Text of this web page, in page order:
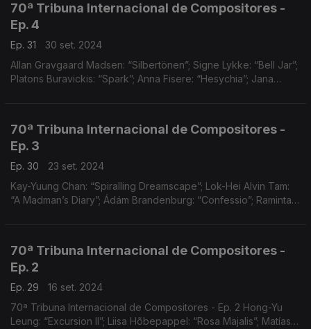
70ª Tribuna Internacional de Compositores -
Ep. 4
Ep. 31
30 set. 2024
Allan Gravgaard Madsen: “Silbertönen”; Signe Lykke: “Bell Jar”;
Platons Buravickis: “Spark”; Anna Fisere: “Hesychia”; Jana
70ª Tribuna Internacional de Compositores -
Ep. 3
Ep. 30
23 set. 2024
Kay-Yuung Chan: “Spiralling Dreamscape”; Lok-Hei Alvin Tam:
“A Madman’s Diary”; Ádám Brandenburg: “Confessio”; Raminta
70ª Tribuna Internacional de Compositores -
Ep. 2
Ep. 29
16 set. 2024
70ª Tribuna Internacional de Compositores - Ep. 2 Hong-Yu
Leung: “Excursion II”; Liisa Hõbepappel: “Rosa Majalis”; Matías